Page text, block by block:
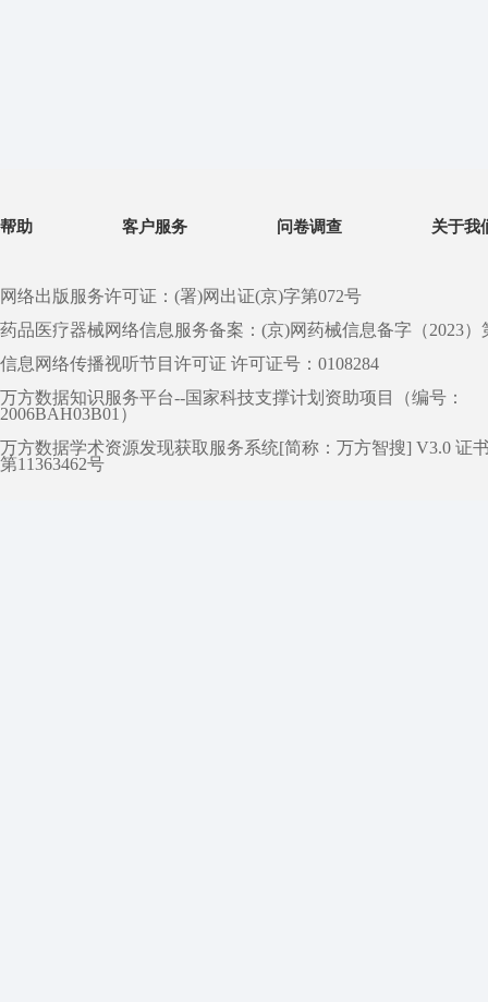
帮助 客户服务 问卷调查 关于我
网络出版服务许可证：(署)网出证(京)字第072号
药品医疗器械网络信息服务备案：(京)网药械信息备字（2023）
信息网络传播视听节目许可证 许可证号：0108284
万方数据知识服务平台--国家科技支撑计划资助项目（编号：
2006BAH03B01）
万方数据学术资源发现获取服务系统[简称：万方智搜] V3.0 证
第11363462号